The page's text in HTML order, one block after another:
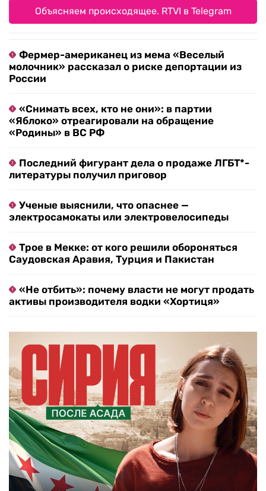
Объясняем происходящее. RTVI в Telegram
Фермер-американец из мема «Веселый
молочник» рассказал о риске депортации из
России
«Снимать всех, кто не они»: в партии
«Яблоко» отреагировали на обращение
«Родины» в ВС РФ
Последний фигурант дела о продаже ЛГБТ*-
литературы получил приговор
Ученые выяснили, что опаснее —
электросамокаты или электровелосипеды
Трое в Мекке: от кого решили обороняться
Саудовская Аравия, Турция и Пакистан
«Не отбить»: почему власти не могут продать
активы производителя водки «Хортиця»